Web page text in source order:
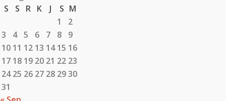
S
S R K J S M
1
2
3
4 5 6 7 8
9
10 11 12 13 14 15 16
17 18 19 20 21 22 23
24 25 26 27 28 2930
31